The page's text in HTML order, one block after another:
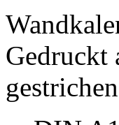
Gedruckt